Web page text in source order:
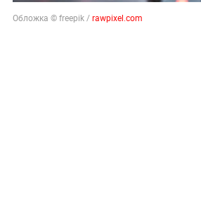
Обложка © freepik /rawpixel.com